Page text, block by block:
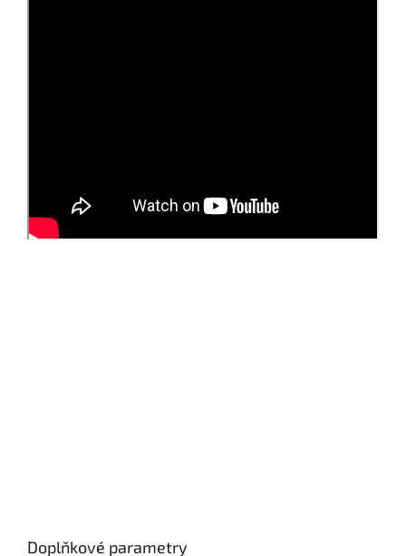
Doplňkové parametry